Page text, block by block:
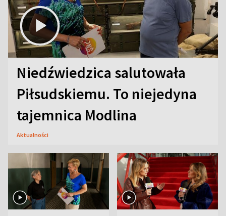
Niedźwiedzica salutowała
Piłsudskiemu. To niejedyna
tajemnica Modlina
Aktualności